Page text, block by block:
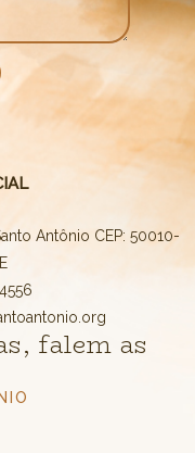
Antônio CEP: 50010-
falem as